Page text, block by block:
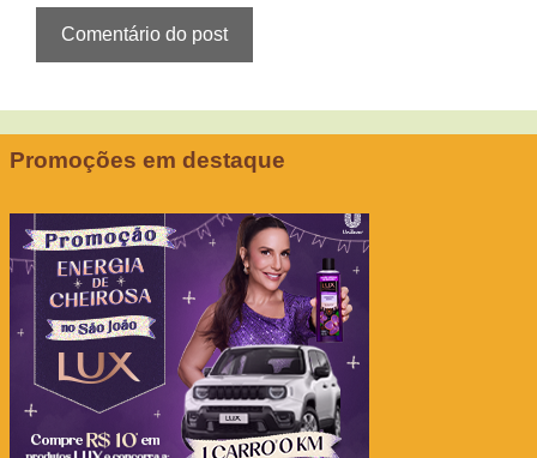
Promoções em destaque